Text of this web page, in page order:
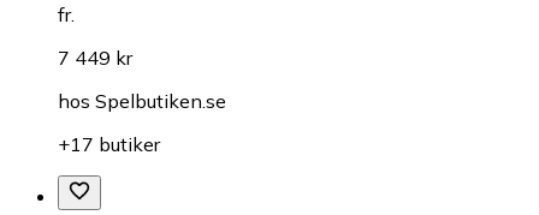
fr.
7 449 kr
hos Spelbutiken.se
+17 butiker